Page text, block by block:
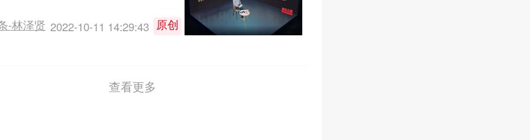
-林泽贤 2022-10-11 14:29:43 原创
查看更多